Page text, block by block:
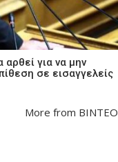
για να μην
σε εισαγγελείς
More from ΒΙΝΤΕΟ